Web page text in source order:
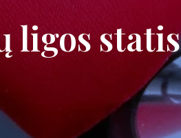
ligos